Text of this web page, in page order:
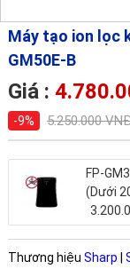
Máy tạo ion lọc
GM50E-B
Giá :
-9%
5.250.000
FP-
(Dưới
Thương hiệu Sharp